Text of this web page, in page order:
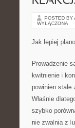
POSTED BY
WYŁĄCZONA
Jak lepiej
Prowadzenie
kwitnienie i
powinien stale
Właśnie
szybko
nie zwalnia z